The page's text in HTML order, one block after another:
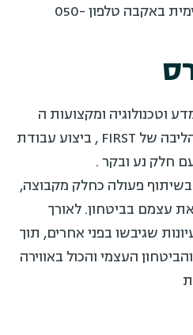
לשאלות ובירורים לפנות לימית באקבה טלפון 050-
וטכנולוגיה ומקצועות ה
STEM . דרך הקניית ערכי הליבה של FIRST , ביצוע עבודת
חלק נע ובקר .
פעולה כחלק מקבוצה,
עצמם בביטחון. לאורך
שגיבשו בפני אחרים, תוך
העצמי והכול באווירה